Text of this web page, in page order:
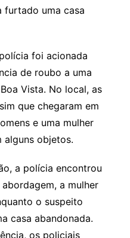
furtado uma casa
foi acionada
de roubo a uma
Vista. No local, as
que chegaram em
e uma mulher
alguns objetos.
a polícia encontrou
a mulher
o suspeito
casa abandonada.
os policiais